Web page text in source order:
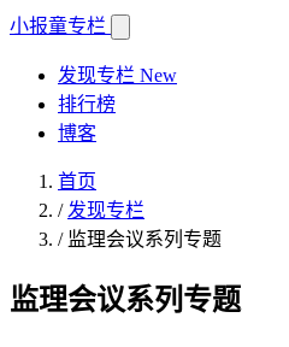
小报童专栏
发现专栏 New
排行榜
博客
首页
/ 发现专栏
/ 监理会议系列专题
监理会议系列专题